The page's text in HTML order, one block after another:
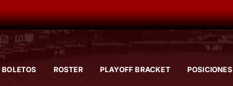
BOLETOS ROSTER PLAYOFF BRACKET POSICIONES